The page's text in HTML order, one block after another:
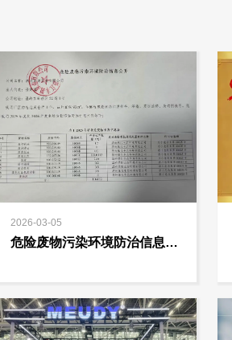
2026-03-05
危险废物污染环境防治信息公